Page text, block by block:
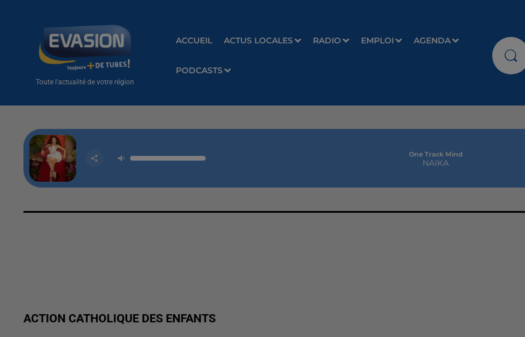
Toute l'actualité de votre région
ACCUEIL ACTUS LOCALES RADIO EMPLOI AGENDA
PODCASTS
One Track Mind
NAIKA
ACTION CATHOLIQUE DES ENFANTS